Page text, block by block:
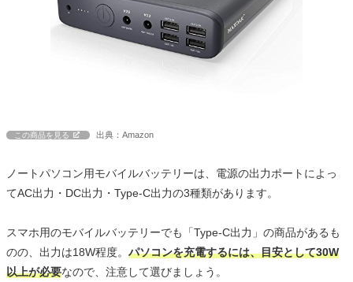
この商品を見る 出典：Amazon
ノートパソコン用モバイルバッテリーは、電源の出力ポートによっ
てAC出力・DC出力・Type-C出力の3種類があります。
スマホ用のモバイルバッテリーでも「Type-C出力」の商品があるも
のの、出力は18W程度。 パソコンを充電するには、目安として30W
以上が必要なので、注意して選びましょう。